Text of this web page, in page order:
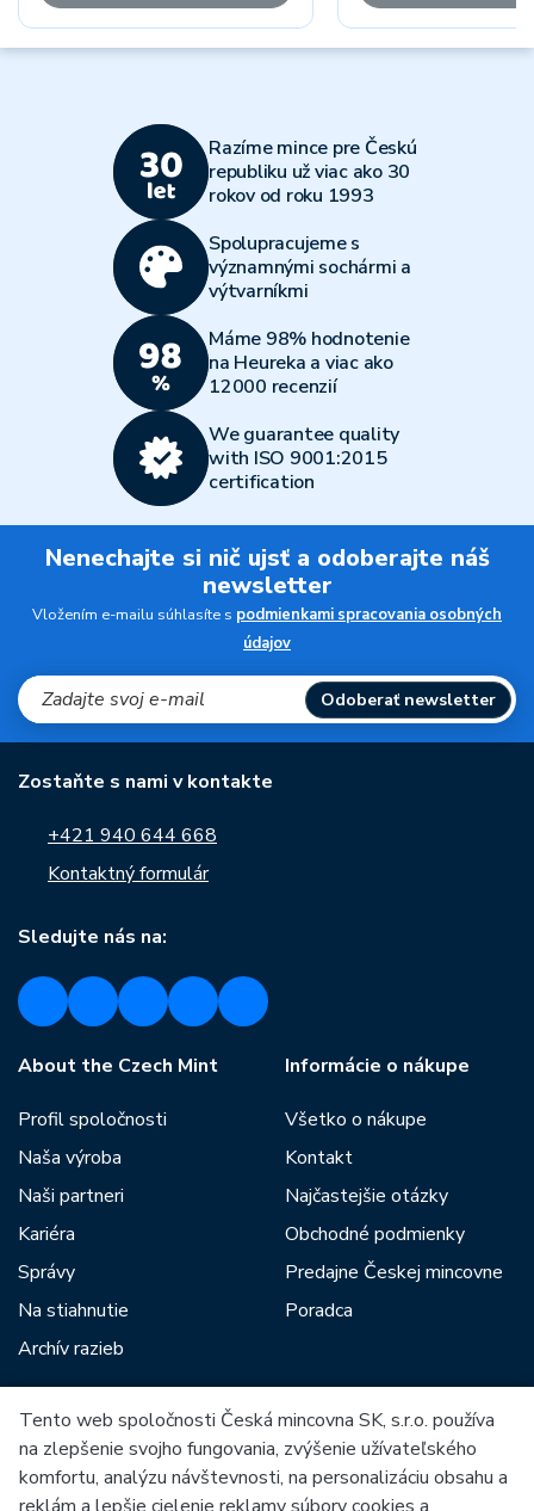
Razíme mince pre Českú
republiku už viac ako 30
rokov od roku 1993
Spolupracujeme s
významnými sochármi a
výtvarníkmi
Máme 98% hodnotenie
na Heureka a viac ako
12000 recenzií
We guarantee quality
with ISO 9001:2015
certification
Nenechajte si nič ujsť a odoberajte náš
newsletter
Vložením e-mailu súhlasíte s podmienkami spracovania osobných
údajov
Odoberať newsletter
Zostaňte s nami v kontakte
+421 940 644 668
Kontaktný formulár
Sledujte nás na:
About the Czech Mint
Profil spoločnosti
Naša výroba
Naši partneri
Kariéra
Správy
Na stiahnutie
Archív razieb
Informácie o nákupe
Všetko o nákupe
Kontakt
Najčastejšie otázky
Obchodné podmienky
Predajne Českej mincovne
Poradca
Medzi našich partnerov patria:
Tento web spoločnosti Česká mincovna SK, s.r.o. používa
na zlepšenie svojho fungovania, zvýšenie užívateľského
komfortu, analýzu návštevnosti, na personalizáciu obsahu a